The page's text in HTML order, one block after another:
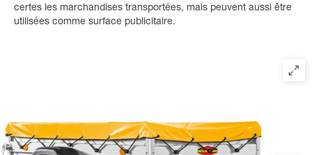
certes les marchandises transportées, mais peuvent aussi être
utilisées comme surface publicitaire.